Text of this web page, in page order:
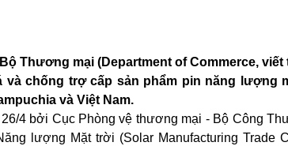
Thương mại (Department of Commerce,
và chống trợ cấp sản phẩm pin năng lượng
và Việt Nam.
4 bởi Cục Phòng vệ thương mại - Bộ Công
lượng Mặt trời (Solar Manufacturing Trade